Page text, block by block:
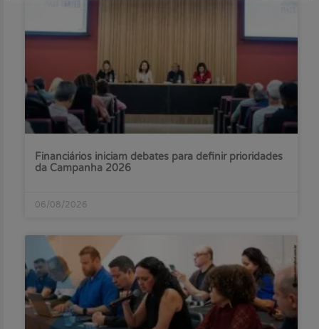
Financiários iniciam debates para definir prioridades
da Campanha 2026
06/08/2026